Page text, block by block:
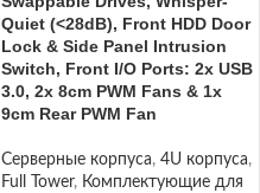
Quiet (<28dB), Front HDD Door
Lock & Side Panel Intrusion
Switch, Front I/O Ports: 2x USB
3.0, 2x 8cm PWM Fans & 1x
9cm Rear PWM Fan
Серверные корпуса, 4U корпуса,
Full Tower, Комплектующие для